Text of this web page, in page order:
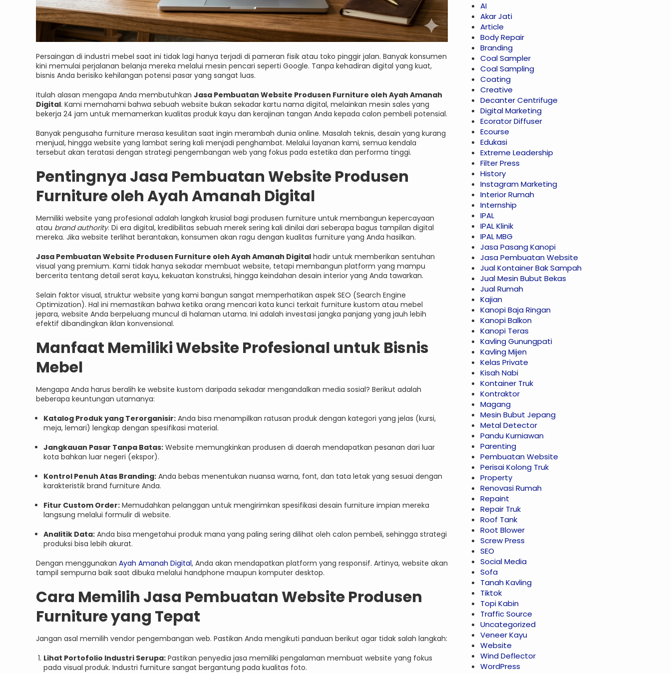
Persaingan di industri mebel saat ini tidak lagi hanya terjadi di pameran fisik atau toko pinggir jalan. Banyak konsumen
kini memulai perjalanan belanja mereka melalui mesin pencari seperti Google. Tanpa kehadiran digital yang kuat,
bisnis Anda berisiko kehilangan potensi pasar yang sangat luas.
Itulah alasan mengapa Anda membutuhkan Jasa Pembuatan Website Produsen Furniture oleh Ayah Amanah
Digital. Kami memahami bahwa sebuah website bukan sekadar kartu nama digital, melainkan mesin sales yang
bekerja 24 jam untuk memamerkan kualitas produk kayu dan kerajinan tangan Anda kepada calon pembeli potensial.
Banyak pengusaha furniture merasa kesulitan saat ingin merambah dunia online. Masalah teknis, desain yang kurang
menjual, hingga website yang lambat sering kali menjadi penghambat. Melalui layanan kami, semua kendala
tersebut akan teratasi dengan strategi pengembangan web yang fokus pada estetika dan performa tinggi.
Pentingnya Jasa Pembuatan Website Produsen
Furniture oleh Ayah Amanah Digital
Memiliki website yang profesional adalah langkah krusial bagi produsen furniture untuk membangun kepercayaan
atau brand authority. Di era digital, kredibilitas sebuah merek sering kali dinilai dari seberapa bagus tampilan digital
mereka. Jika website terlihat berantakan, konsumen akan ragu dengan kualitas furniture yang Anda hasilkan.
Jasa Pembuatan Website Produsen Furniture oleh Ayah Amanah Digital hadir untuk memberikan sentuhan
visual yang premium. Kami tidak hanya sekadar membuat website, tetapi membangun platform yang mampu
bercerita tentang detail serat kayu, kekuatan konstruksi, hingga keindahan desain interior yang Anda tawarkan.
Selain faktor visual, struktur website yang kami bangun sangat memperhatikan aspek SEO (Search Engine
Optimization). Hal ini memastikan bahwa ketika orang mencari kata kunci terkait furniture kustom atau mebel
jepara, website Anda berpeluang muncul di halaman utama. Ini adalah investasi jangka panjang yang jauh lebih
efektif dibandingkan iklan konvensional.
Manfaat Memiliki Website Profesional untuk Bisnis
Mebel
Mengapa Anda harus beralih ke website kustom daripada sekadar mengandalkan media sosial? Berikut adalah
beberapa keuntungan utamanya:
Katalog Produk yang Terorganisir: Anda bisa menampilkan ratusan produk dengan kategori yang jelas (kursi,
meja, lemari) lengkap dengan spesifikasi material.
Jangkauan Pasar Tanpa Batas: Website memungkinkan produsen di daerah mendapatkan pesanan dari luar
kota bahkan luar negeri (ekspor).
Kontrol Penuh Atas Branding: Anda bebas menentukan nuansa warna, font, dan tata letak yang sesuai dengan
karakteristik brand furniture Anda.
Fitur Custom Order: Memudahkan pelanggan untuk mengirimkan spesifikasi desain furniture impian mereka
langsung melalui formulir di website.
Analitik Data: Anda bisa mengetahui produk mana yang paling sering dilihat oleh calon pembeli, sehingga strategi
produksi bisa lebih akurat.
Dengan menggunakan Ayah Amanah Digital, Anda akan mendapatkan platform yang responsif. Artinya, website akan
tampil sempurna baik saat dibuka melalui handphone maupun komputer desktop.
Cara Memilih Jasa Pembuatan Website Produsen
Furniture yang Tepat
Jangan asal memilih vendor pengembangan web. Pastikan Anda mengikuti panduan berikut agar tidak salah langkah:
Lihat Portofolio Industri Serupa: Pastikan penyedia jasa memiliki pengalaman membuat website yang fokus
pada visual produk. Industri furniture sangat bergantung pada kualitas foto.
AI
Akar Jati
Article
Body Repair
Branding
Coal Sampler
Coal Sampling
Coating
Creative
Decanter Centrifuge
Digital Marketing
Ecorator Diffuser
Ecourse
Edukasi
Extreme Leadership
Filter Press
History
Instagram Marketing
Interior Rumah
Internship
IPAL
IPAL Klinik
IPAL MBG
Jasa Pasang Kanopi
Jasa Pembuatan Website
Jual Kontainer Bak Sampah
Jual Mesin Bubut Bekas
Jual Rumah
Kajian
Kanopi Baja Ringan
Kanopi Balkon
Kanopi Teras
Kavling Gunungpati
Kavling Mijen
Kelas Private
Kisah Nabi
Kontainer Truk
Kontraktor
Magang
Mesin Bubut Jepang
Metal Detector
Pandu Kurniawan
Parenting
Pembuatan Website
Perisai Kolong Truk
Property
Renovasi Rumah
Repaint
Repair Truk
Roof Tank
Root Blower
Screw Press
SEO
Social Media
Sofa
Tanah Kavling
Tiktok
Topi Kabin
Traffic Source
Uncategorized
Veneer Kayu
Website
Wind Deflector
WordPress